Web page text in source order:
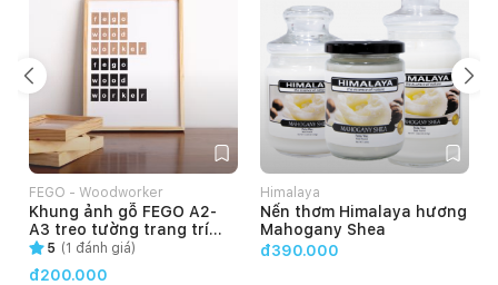
FEGO - Woodworker
Khung ảnh gỗ FEGO A2-
A3 treo tường trang trí
phòng khách phong cách
hiện đại
5 (1 đánh giá)
đ200.000
Himalaya
Nến thơm Himalaya hương
Mahogany Shea
đ390.000